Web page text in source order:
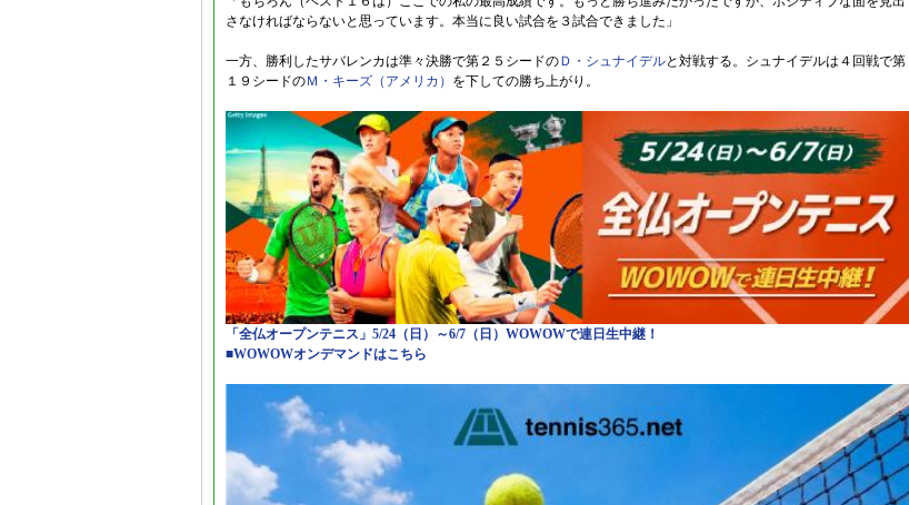
さなければならないと思っています。本当に良い試合を３試合できました」
一方、勝利したサバレンカは準々決勝で第２５シードのＤ・シュナイデルと対戦する。シュナイデルは４回戦で第
１９シードのＭ・キーズ（アメリカ） を下しての勝ち上がり。
「全仏オープンテニス」5/24（日）～6/7（日）WOWOWで連日生中継！
■WOWOWオンデマンドはこちら